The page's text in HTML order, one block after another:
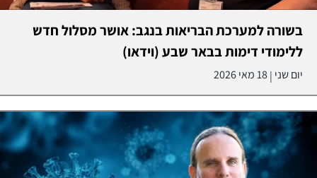
בשורה למערכת הבריאות בנגב: אושר מסלול חדש
ללימודי דימות בבאר שבע (וידאו)
יום שני |18 מאי 2026